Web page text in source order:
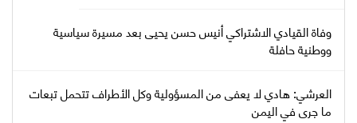
وفاة القيادي الاشتراكي أنيس حسن يحيى بعد مسيرة سياسية
ووطنية حافلة
العرشي: هادي لا يعفى من المسؤولية وكل الأطراف تتحمل تبعات
ما جرى في اليمن